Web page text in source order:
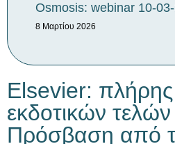
Osmosis: webinar 10-
8 Μαρτίου 2026
Elsevier:
εκδοτικών τελών
Πρόσβαση από